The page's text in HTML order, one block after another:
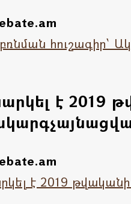
հուշագիր՝
է 2019
է 2019